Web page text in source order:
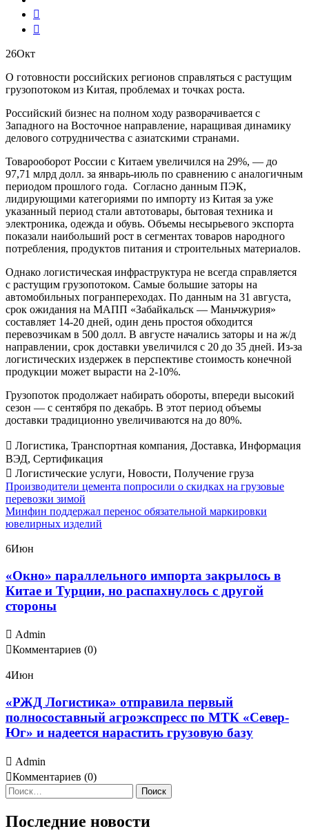
26Окт
О готовности российских регионов справляться с растущим
грузопотоком из Китая, проблемах и точках роста.
Российский бизнес на полном ходу разворачивается с
Западного на Восточное направление, наращивая динамику
делового сотрудничества с азиатскими странами.
Товарооборот России с Китаем увеличился на 29%, — до
97,71 млрд долл. за январь-июль по сравнению с аналогичным
периодом прошлого года. Согласно данным ПЭК,
лидирующими категориями по импорту из Китая за уже
указанный период стали автотовары, бытовая техника и
электроника, одежда и обувь. Объемы несырьевого экспорта
показали наибольший рост в сегментах товаров народного
потребления, продуктов питания и строительных материалов.
Однако логистическая инфраструктура не всегда справляется
с растущим грузопотоком. Самые большие заторы на
автомобильных погранпереходах. По данным на 31 августа,
срок ожидания на МАПП «Забайкальск — Маньчжурия»
составляет 14-20 дней, один день простоя обходится
перевозчикам в 500 долл. В августе начались заторы и на ж/д
направлении, срок доставки увеличился с 20 до 35 дней. Из-за
логистических издержек в перспективе стоимость конечной
продукции может вырасти на 2-10%.
Грузопоток продолжает набирать обороты, впереди высокий
сезон — с сентября по декабрь. В этот период объемы
доставки традиционно увеличиваются на до 80%.
Логистика, Транспортная компания, Доставка, Информация
ВЭД, Сертификация
Логистические услуги, Новости, Получение груза
Post
navigation
Производители цемента попросили о скидках на грузовые
перевозки зимой
Минфин поддержал перенос обязательной маркировки
ювелирных изделий
6Июн
«Окно» параллельного импорта закрылось в
Китае и Турции, но распахнулось с другой
стороны
Admin
Комментариев (0)
4Июн
«РЖД Логистика» отправила первый
полносоставный агроэкспресс по МТК «Север-
Юг» и надеется нарастить грузовую базу
Admin
Комментариев (0)
Найти:
Последние новости